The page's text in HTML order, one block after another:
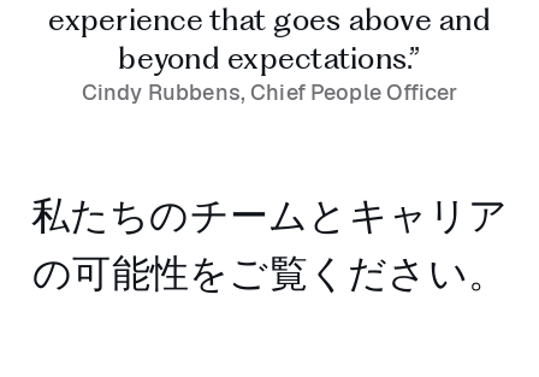
experience that goes above and
beyond expectations.”
Cindy Rubbens, Chief People Officer
私たちのチームとキャリア
の可能性をご覧ください。